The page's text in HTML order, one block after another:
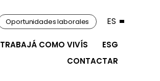
TRABAJÁ COMO VIVÍS
ESG
CONTACTAR
Oportunidades laborales ES